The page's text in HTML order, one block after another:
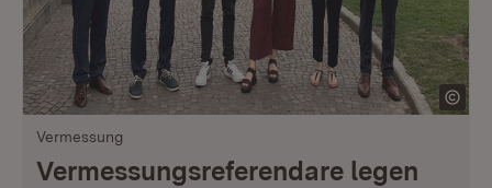
Vermessung
Vermessungsreferendare legen